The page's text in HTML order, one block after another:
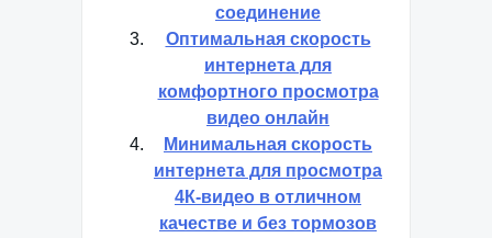
соединение
Оптимальная скорость
интернета для
комфортного просмотра
видео онлайн
Минимальная скорость
интернета для просмотра
4К-видео в отличном
качестве и без тормозов